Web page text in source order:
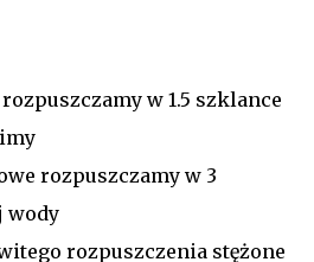
w 1.5 szklance
rozpuszczamy w 3
wody
rozpuszczenia stężone